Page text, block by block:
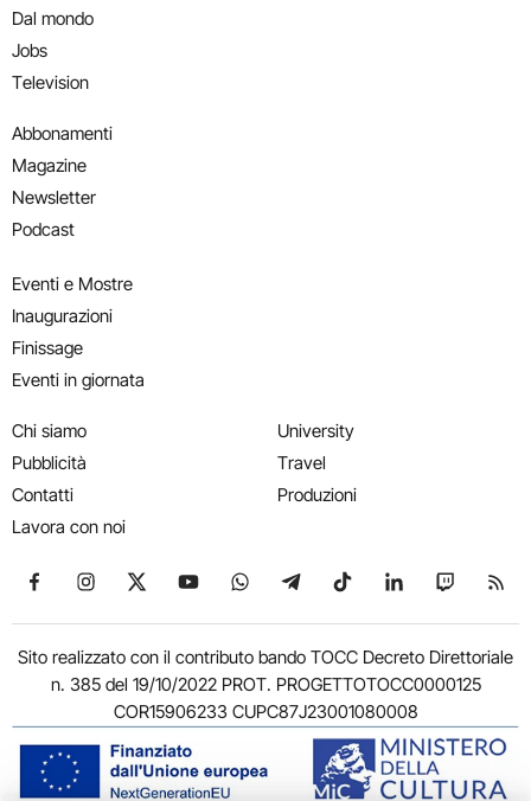
Dal mondo
Jobs
Television
Abbonamenti
Magazine
Newsletter
Podcast
Eventi e Mostre
Inaugurazioni
Finissage
Eventi in giornata
Chi siamo
Pubblicità
Contatti
Lavora con noi
University
Travel
Produzioni
Seguici su Facebook
Seguici su Instagram
Seguici su X
Seguici su YouTube
Seguici su WhatsApp
Seguici su Telegram
Seguici su TikTok
Seguici su
Seguici
Sito realizzato con il contributo bando TOCC Decreto Direttoriale
n. 385 del 19/10/2022 PROT. PROGETTOTOCC0000125
COR15906233 CUPC87J23001080008